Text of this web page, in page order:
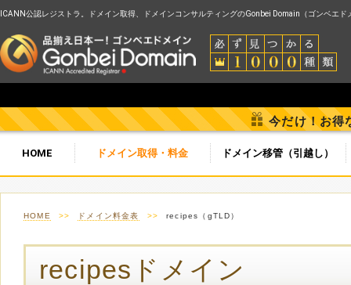
ICANN公認レジストラ。ドメイン取得、ドメインコンサルティングのGonbei Domain（ゴンベエド
今だけ！お得
HOME ドメイン取得・料金 ドメイン移管（引越し）
HOME >> ドメイン料金表 >> recipes（gTLD）
recipesドメイン